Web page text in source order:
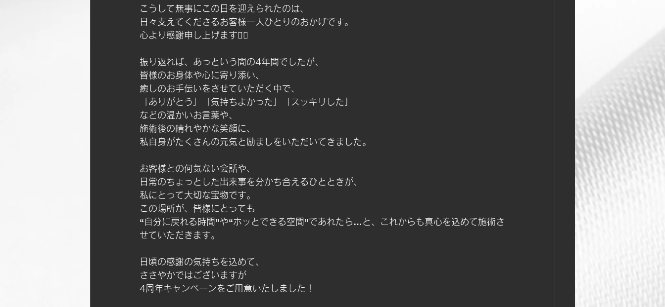
こうして無事にこの日を迎えられたのは、
日々支えてくださるお客様一人ひとりのおかげです。
心より感謝申し上げます🙇‍♀️
振り返れば、あっという間の4年間でしたが、
皆様のお身体や心に寄り添い、
癒しのお手伝いをさせていただく中で、
「ありがとう」「気持ちよかった」「スッキリした」
などの温かいお言葉や、
施術後の晴れやかな笑顔に、
私自身がたくさんの元気と励ましをいただいてきました。
お客様との何気ない会話や、
日常のちょっとした出来事を分かち合えるひとときが、
私にとって大切な宝物です。
この場所が、皆様にとっても
“自分に戻れる時間”や“ホッとできる空間”であれたら…と、これからも真心を込めて施術さ
せていただきます。
日頃の感謝の気持ちを込めて、
ささやかではございますが
4周年キャンペーンをご用意いたしました！